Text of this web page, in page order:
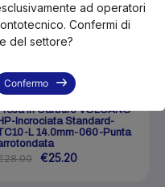
EDTDLC-7210060HP
in Carburo VOLCANO
Incrociata Standard-
L 14.0mm-060-Punta
€25.20
ad operatori
Confermi di
del settore?
Confermo